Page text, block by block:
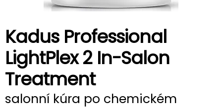
Kadus Professional
LightPlex 2 In-Salon
Treatment
salonní kúra po chemickém